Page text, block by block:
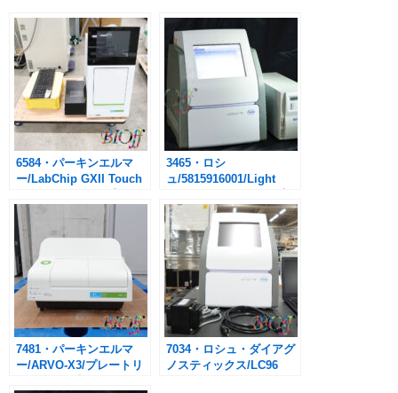
6584・パーキンエルマ
ー/LabChip GXII Touch
気泳動装置
3465・ロシ
ュ/5815916001/Light
性能リアルタイムPCR装
置
7481・パーキンエルマ
ー/ARVO-X3/プレートリ
7034・ロシュ・ダイアグ
ノスティックス/LC96